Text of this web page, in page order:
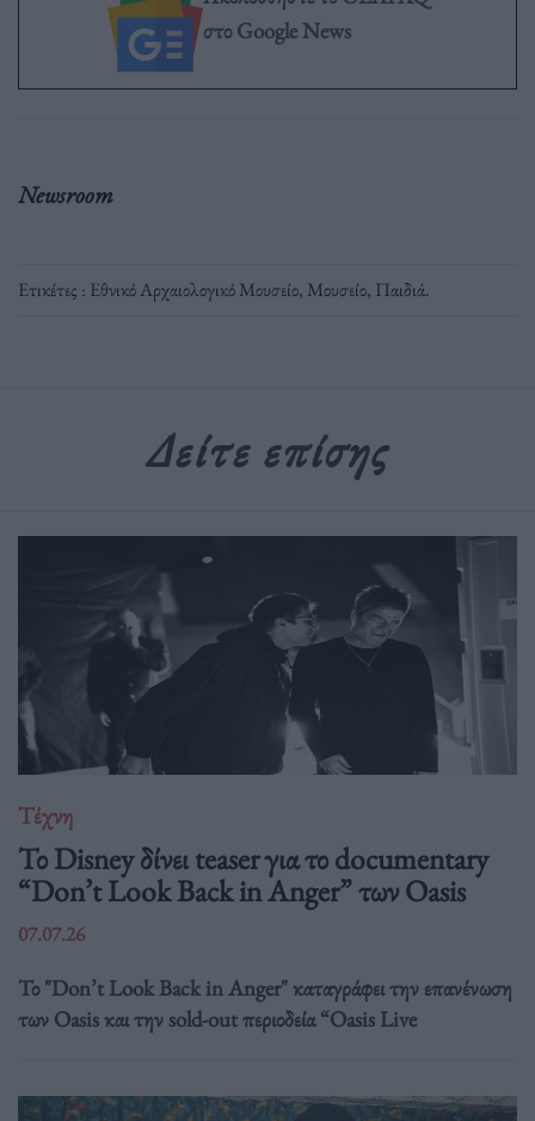
στο Google News
Newsroom
Ετικέτες : Εθνικό Αρχαιολογικό Μουσείο, Μουσείο, Παιδιά.
Δείτε επίσης
Τέχνη
Το Disney δίνει teaser για το documentary
“Don’t Look Back in Anger” των Oasis
07.07.26
Το "Don’t Look Back in Anger" καταγράφει την επανένωση
των Oasis και την sold-out περιοδεία “Oasis Live